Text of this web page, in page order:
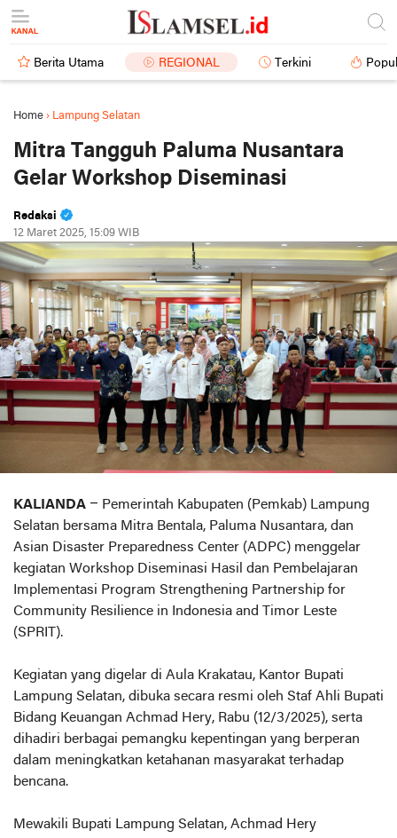
Berita Utama REGIONAL Terkini
Home › Lampung Selatan
Mitra Tangguh Paluma Nusantara
Gelar Workshop Diseminasi
Redaksi
12 Maret 2025, 15:09 WIB
KALIANDA – Pemerintah Kabupaten (Pemkab) Lampung
Selatan bersama Mitra Bentala, Paluma Nusantara, dan
Asian Disaster Preparedness Center (ADPC) menggelar
kegiatan Workshop Diseminasi Hasil dan Pembelajaran
Implementasi Program Strengthening Partnership for
Community Resilience in Indonesia and Timor Leste
(SPRIT).
Kegiatan yang digelar di Aula Krakatau, Kantor Bupati
Lampung Selatan, dibuka secara resmi oleh Staf Ahli Bupati
Bidang Keuangan Achmad Hery, Rabu (12/3/2025), serta
dihadiri berbagai pemangku kepentingan yang berperan
dalam meningkatkan ketahanan masyarakat terhadap
bencana.
Mewakili Bupati Lampung Selatan, Achmad Hery